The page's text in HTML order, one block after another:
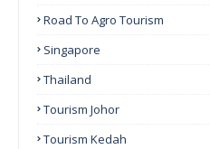
Road To Agro Tourism
Singapore
Thailand
Tourism Johor
Tourism Kedah